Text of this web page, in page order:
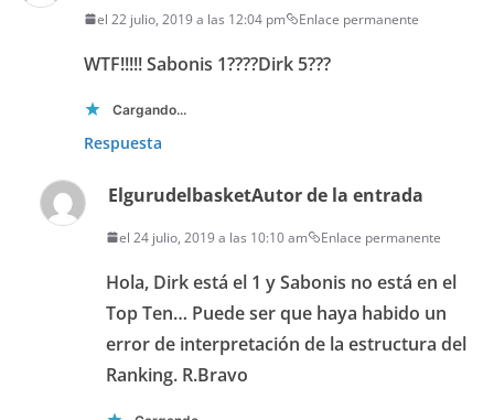
el 22 julio, 2019 a las 12:04 pm Enlace permanente
WTF!!!!! Sabonis 1????Dirk 5???
Cargando...
Respuesta
ElgurudelbasketAutor de la entrada
el 24 julio, 2019 a las 10:10 am Enlace permanente
Hola, Dirk está el 1 y Sabonis no está en el
Top Ten… Puede ser que haya habido un
error de interpretación de la estructura del
Ranking. R.Bravo